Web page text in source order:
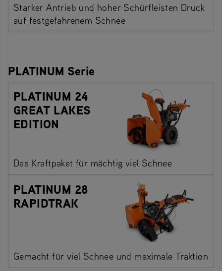
Starker Antrieb und hoher Schürfleisten Druck
auf festgefahrenem Schnee
PLATINUM Serie
PLATINUM 24
GREAT LAKES
EDITION
Das Kraftpaket für mächtig viel Schnee
PLATINUM 28
RAPIDTRAK
Gemacht für viel Schnee und maximale Traktion